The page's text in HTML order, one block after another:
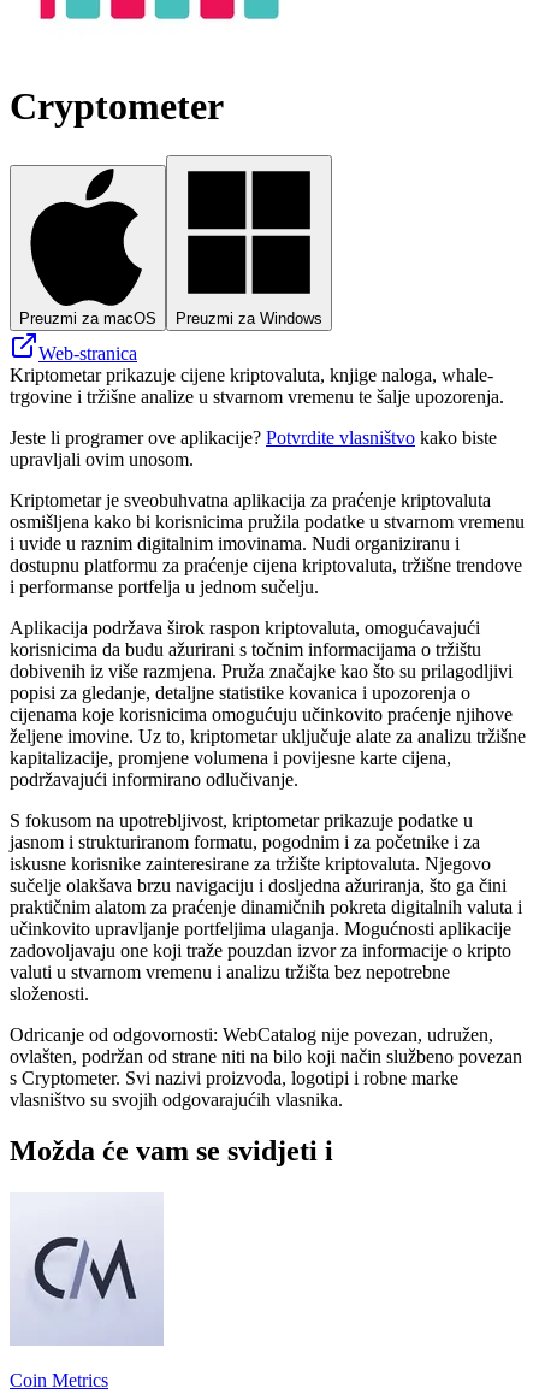
Cryptometer
Preuzmi za macOS Preuzmi za Windows
Web-stranica
Kriptometar prikazuje cijene kriptovaluta, knjige naloga, whale-
trgovine i tržišne analize u stvarnom vremenu te šalje upozorenja.
Jeste li programer ove aplikacije? Potvrdite vlasništvo kako biste
upravljali ovim unosom.
Kriptometar je sveobuhvatna aplikacija za praćenje kriptovaluta
osmišljena kako bi korisnicima pružila podatke u stvarnom vremenu
i uvide u raznim digitalnim imovinama. Nudi organiziranu i
dostupnu platformu za praćenje cijena kriptovaluta, tržišne trendove
i performanse portfelja u jednom sučelju.
Aplikacija podržava širok raspon kriptovaluta, omogućavajući
korisnicima da budu ažurirani s točnim informacijama o tržištu
dobivenih iz više razmjena. Pruža značajke kao što su prilagodljivi
popisi za gledanje, detaljne statistike kovanica i upozorenja o
cijenama koje korisnicima omogućuju učinkovito praćenje njihove
željene imovine. Uz to, kriptometar uključuje alate za analizu tržišne
kapitalizacije, promjene volumena i povijesne karte cijena,
podržavajući informirano odlučivanje.
S fokusom na upotrebljivost, kriptometar prikazuje podatke u
jasnom i strukturiranom formatu, pogodnim i za početnike i za
iskusne korisnike zainteresirane za tržište kriptovaluta. Njegovo
sučelje olakšava brzu navigaciju i dosljedna ažuriranja, što ga čini
praktičnim alatom za praćenje dinamičnih pokreta digitalnih valuta i
učinkovito upravljanje portfeljima ulaganja. Mogućnosti aplikacije
zadovoljavaju one koji traže pouzdan izvor za informacije o kripto
valuti u stvarnom vremenu i analizu tržišta bez nepotrebne
složenosti.
Odricanje od odgovornosti: WebCatalog nije povezan, udružen,
ovlašten, podržan od strane niti na bilo koji način službeno povezan
s Cryptometer. Svi nazivi proizvoda, logotipi i robne marke
vlasništvo su svojih odgovarajućih vlasnika.
Možda će vam se svidjeti i
Coin Metrics